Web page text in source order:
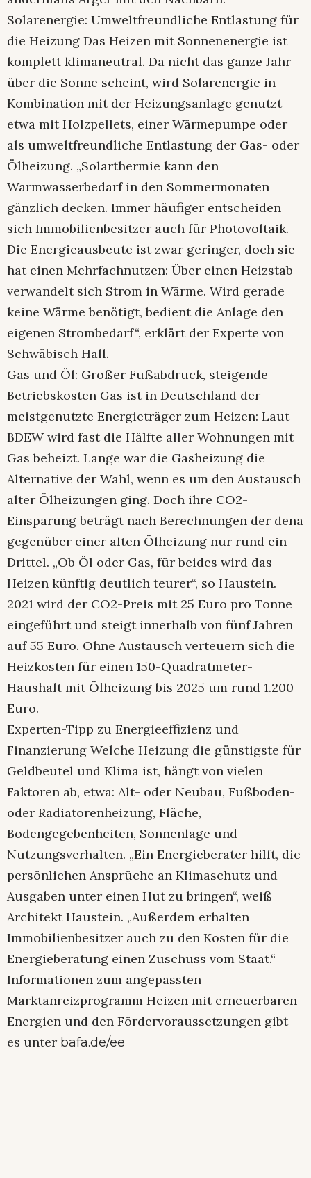
Solarenergie: Umweltfreundliche Entlastung für
die Heizung Das Heizen mit Sonnenenergie ist
komplett klimaneutral. Da nicht das ganze Jahr
über die Sonne scheint, wird Solarenergie in
Kombination mit der Heizungsanlage genutzt –
etwa mit Holzpellets, einer Wärmepumpe oder
als umweltfreundliche Entlastung der Gas- oder
Ölheizung. „Solarthermie kann den
Warmwasserbedarf in den Sommermonaten
gänzlich decken. Immer häufiger entscheiden
sich Immobilienbesitzer auch für Photovoltaik.
Die Energieausbeute ist zwar geringer, doch sie
hat einen Mehrfachnutzen: Über einen Heizstab
verwandelt sich Strom in Wärme. Wird gerade
keine Wärme benötigt, bedient die Anlage den
eigenen Strombedarf“, erklärt der Experte von
Schwäbisch Hall.
Gas und Öl: Großer Fußabdruck, steigende
Betriebskosten Gas ist in Deutschland der
meistgenutzte Energieträger zum Heizen: Laut
BDEW wird fast die Hälfte aller Wohnungen mit
Gas beheizt. Lange war die Gasheizung die
Alternative der Wahl, wenn es um den Austausch
alter Ölheizungen ging. Doch ihre CO2-
Einsparung beträgt nach Berechnungen der dena
gegenüber einer alten Ölheizung nur rund ein
Drittel. „Ob Öl oder Gas, für beides wird das
Heizen künftig deutlich teurer“, so Haustein.
2021 wird der CO2-Preis mit 25 Euro pro Tonne
eingeführt und steigt innerhalb von fünf Jahren
auf 55 Euro. Ohne Austausch verteuern sich die
Heizkosten für einen 150-Quadratmeter-
Haushalt mit Ölheizung bis 2025 um rund 1.200
Euro.
Experten-Tipp zu Energieeffizienz und
Finanzierung Welche Heizung die günstigste für
Geldbeutel und Klima ist, hängt von vielen
Faktoren ab, etwa: Alt- oder Neubau, Fußboden-
oder Radiatorenheizung, Fläche,
Bodengegebenheiten, Sonnenlage und
Nutzungsverhalten. „Ein Energieberater hilft, die
persönlichen Ansprüche an Klimaschutz und
Ausgaben unter einen Hut zu bringen“, weiß
Architekt Haustein. „Außerdem erhalten
Immobilienbesitzer auch zu den Kosten für die
Energieberatung einen Zuschuss vom Staat.“
Informationen zum angepassten
Marktanreizprogramm Heizen mit erneuerbaren
Energien und den Fördervoraussetzungen gibt
es unter bafa.de/ee